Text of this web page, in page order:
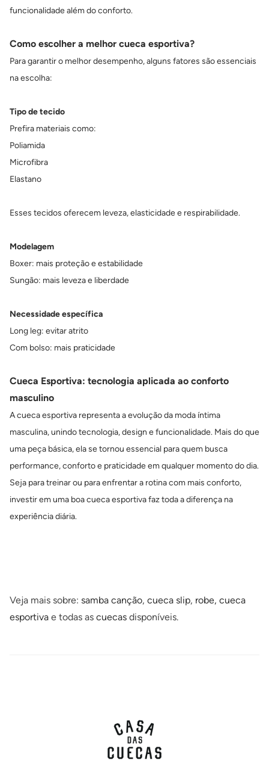
funcionalidade além do conforto.
Como escolher a melhor cueca esportiva?
Para garantir o melhor desempenho, alguns fatores são essenciais
na escolha:
Tipo de tecido
Prefira materiais como:
Poliamida
Microfibra
Elastano
Esses tecidos oferecem leveza, elasticidade e respirabilidade.
Modelagem
Boxer: mais proteção e estabilidade
Sungão: mais leveza e liberdade
Necessidade específica
Long leg: evitar atrito
Com bolso: mais praticidade
Cueca Esportiva: tecnologia aplicada ao conforto
masculino
A cueca esportiva representa a evolução da moda íntima
masculina, unindo tecnologia, design e funcionalidade. Mais do que
uma peça básica, ela se tornou essencial para quem busca
performance, conforto e praticidade em qualquer momento do dia.
Seja para treinar ou para enfrentar a rotina com mais conforto,
investir em uma boa cueca esportiva faz toda a diferença na
experiência diária.
Veja mais sobre: samba canção, cueca slip, robe, cueca
esportiva e todas as cuecas disponíveis.